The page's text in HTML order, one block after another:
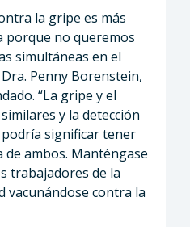
la gripe es más
porque no queremos
simultáneas en el
Penny Borenstein,
“La gripe y el
y la detección
significar tener
ambos. Manténgase
trabajadores de la
vacunándose contra la